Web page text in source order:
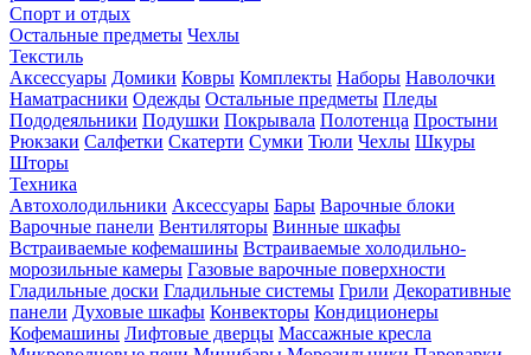
Спорт и отдых
Остальные предметы Чехлы
Текстиль
Аксессуары Домики Ковры Комплекты Наборы Наволочки
Наматрасники Одежды Остальные предметы Пледы
Пододеяльники Подушки Покрывала Полотенца Простыни
Рюкзаки Салфетки Скатерти Сумки Тюли Чехлы Шкуры
Шторы
Техника
Автохолодильники Аксессуары Бары Варочные блоки
Варочные панели Вентиляторы Винные шкафы
Встраиваемые кофемашины Встраиваемые холодильно-
морозильные камеры Газовые варочные поверхности
Гладильные доски Гладильные системы Грили Декоративные
панели Духовые шкафы Конвекторы Кондиционеры
Кофемашины Лифтовые дверцы Массажные кресла